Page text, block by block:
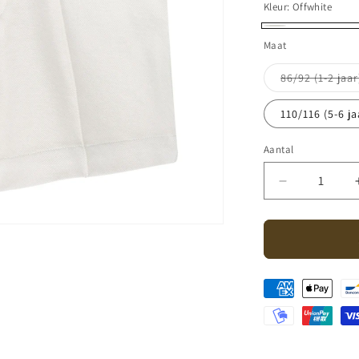
Kleur: Offwhite
Maat
86/92 (1-2
110/116 (5-6
Aantal
Aantal
Aantal
verlagen
voor
-
Louis
offwhite